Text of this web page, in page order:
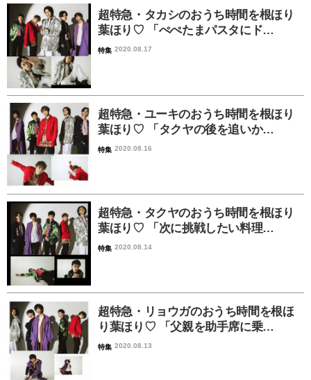
超特急・タカシのおうち時間を根ほり
葉ほり♡ 「ぺぺたまパスタにド…
特集 2020.08.17
超特急・ユーキのおうち時間を根ほり
葉ほり♡ 「タクヤの後を追いか…
特集 2020.08.16
超特急・タクヤのおうち時間を根ほり
葉ほり♡ 「次に挑戦したい料理…
特集 2020.08.14
超特急・リョウガのおうち時間を根ほ
り葉ほり♡ 「父親を助手席に乗…
特集 2020.08.13